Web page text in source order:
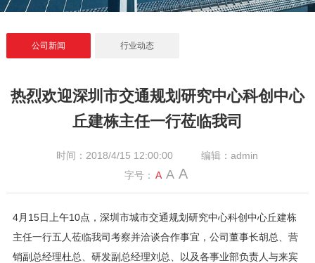
公司新闻 行业动态
热烈欢迎深圳市交通规划研究中心科创中心
丘建栋主任一行莅临我司
时间：2018/4/15 12:00:00
编辑：admin
字号： A A A
4月15日上午10点，深圳市城市交通规划研究中心科创中心丘建栋
主任一行五人莅临我司考察并洽谈合作事宜，公司董事长胡总、营
销副总经理杜总、研发副总经理刘总、以及各事业部负责人与来宾